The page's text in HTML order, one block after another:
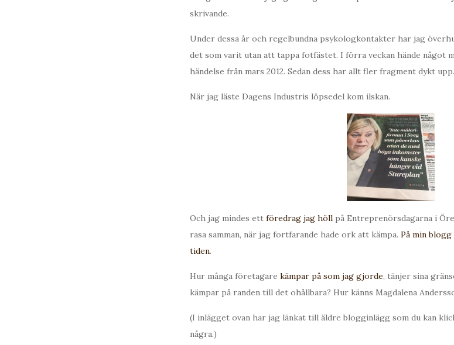
skrivande.
Under dessa år och regelbundna psykologkontakter har jag
det som varit utan att tappa fotfästet. I förra veckan hände något
händelse från mars 2012. Sedan dess har allt fler fragment dykt
När jag läste Dagens Industris löpsedel kom ilskan.
Och jag mindes ett föredrag jag höll på Entreprenörsdagarna i
rasa samman, när jag fortfarande hade ork att kämpa. På min
tiden.
Hur många företagare kämpar på som jag gjorde, tänjer sina
kämpar på randen till det ohållbara? Hur känns Magdalena
(I inlägget ovan har jag länkat till äldre blogginlägg som du kan
några.)